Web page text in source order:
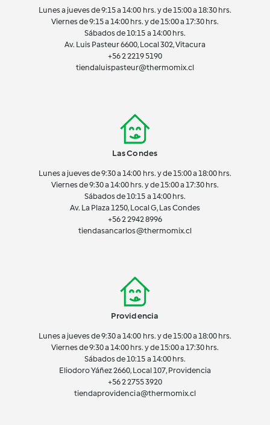
Lunes a jueves de 9:15 a 14:00 hrs. y de 15:00 a 18:30 hrs.
Viernes de 9:15 a 14:00 hrs. y de 15:00 a 17:30 hrs.
Sábados de 10:15 a 14:00 hrs.
Av. Luis Pasteur 6600, Local 302, Vitacura
+56 2 2219 5190
tiendaluispasteur@thermomix.cl
Las Condes
Lunes a jueves de 9:30 a 14:00 hrs. y de 15:00 a 18:00 hrs.
Viernes de 9:30 a 14:00 hrs. y de 15:00 a 17:30 hrs.
Sábados de 10:15 a 14:00 hrs.
Av. La Plaza 1250, Local G, Las Condes
+56 2 2942 8996
tiendasancarlos@thermomix.cl
Providencia
Lunes a jueves de 9:30 a 14:00 hrs. y de 15:00 a 18:00 hrs.
Viernes de 9:30 a 14:00 hrs. y de 15:00 a 17:30 hrs.
Sábados de 10:15 a 14:00 hrs.
Eliodoro Yáñez 2660, Local 107, Providencia
+56 2 2755 3920
tiendaprovidencia@thermomix.cl